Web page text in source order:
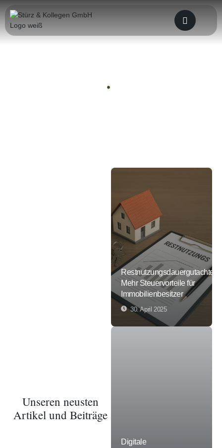
Home
Unseren neusten
Artikel und Beiträge
Restnutzungsdauergutachten:
Mehr Steuervorteile für
Immobilienbesitzer
30. April 2025
Digitale